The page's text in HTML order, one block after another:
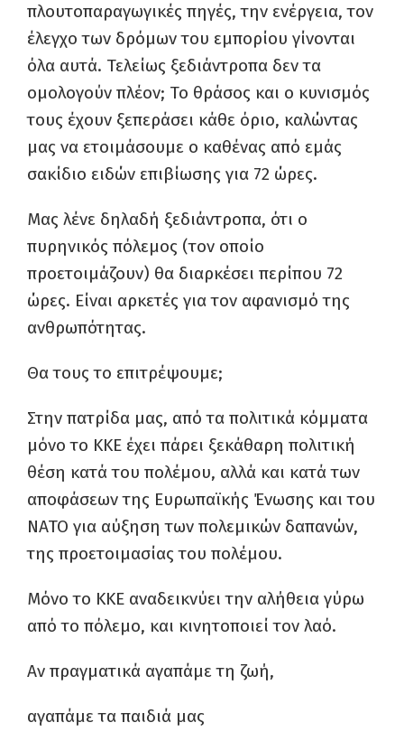
πλουτοπαραγωγικές πηγές, την ενέργεια, τον
έλεγχο των δρόμων του εμπορίου γίνονται
όλα αυτά. Τελείως ξεδιάντροπα δεν τα
ομολογούν πλέον; Το θράσος και ο κυνισμός
τους έχουν ξεπεράσει κάθε όριο, καλώντας
μας να ετοιμάσουμε ο καθένας από εμάς
σακίδιο ειδών επιβίωσης για 72 ώρες.
Μας λένε δηλαδή ξεδιάντροπα, ότι ο
πυρηνικός πόλεμος (τον οποίο
προετοιμάζουν) θα διαρκέσει περίπου 72
ώρες. Είναι αρκετές για τον αφανισμό της
ανθρωπότητας.
Θα τους το επιτρέψουμε;
Στην πατρίδα μας, από τα πολιτικά κόμματα
μόνο το ΚΚΕ έχει πάρει ξεκάθαρη πολιτική
θέση κατά του πολέμου, αλλά και κατά των
αποφάσεων της Ευρωπαϊκής Ένωσης και του
ΝΑΤΟ για αύξηση των πολεμικών δαπανών,
της προετοιμασίας του πολέμου.
Μόνο το ΚΚΕ αναδεικνύει την αλήθεια γύρω
από το πόλεμο, και κινητοποιεί τον λαό.
Αν πραγματικά αγαπάμε τη ζωή,
αγαπάμε τα παιδιά μας